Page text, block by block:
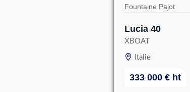
Fountaine Pajot
Lucia 40
XBOAT
Italie
333 000 €ht